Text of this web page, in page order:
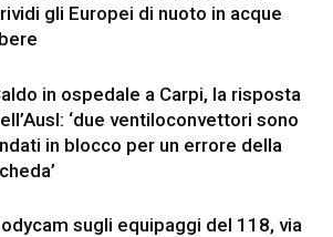
gli Europei di nuoto in acque
in ospedale a Carpi, la risposta
‘due ventiloconvettori sono
in blocco per un errore della
sugli equipaggi del 118, via